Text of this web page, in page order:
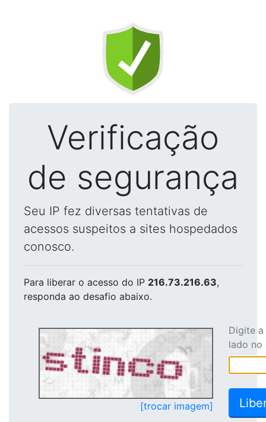
Verificação
de segurança
Seu IP fez diversas tentativas de
acessos suspeitos a sites hospedados
conosco.
Para liberar o acesso do IP 216.73.216.63,
responda ao desafio abaixo.
[trocar imagem]
Digite
lado no